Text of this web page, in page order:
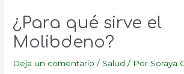
¿Para qué sirve el
Molibdeno?
Deja un comentario / Salud / Por Soraya